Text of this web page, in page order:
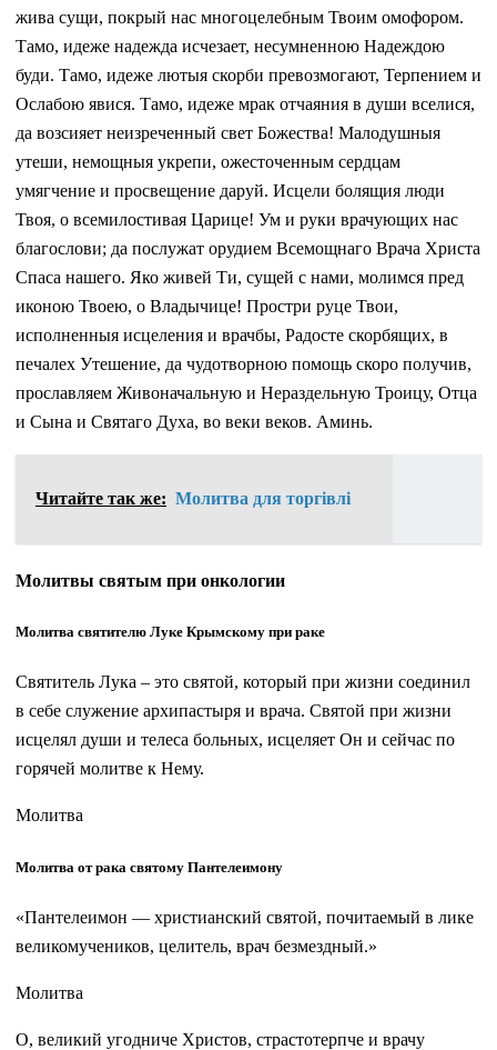
жива сущи, покрый нас многоцелебным Твоим омофором.
Тамо, идеже надежда исчезает, несумненною Надеждою
буди. Тамо, идеже лютыя скорби превозмогают, Терпением и
Ослабою явися. Тамо, идеже мрак отчаяния в души вселися,
да возсияет неизреченный свет Божества! Малодушныя
утеши, немощныя укрепи, ожесточенным сердцам
умягчение и просвещение даруй. Исцели болящия люди
Твоя, о всемилостивая Царице! Ум и руки врачующих нас
благослови; да послужат орудием Всемощнаго Врача Христа
Спаса нашего. Яко живей Ти, сущей с нами, молимся пред
иконою Твоею, о Владычице! Простри руце Твои,
исполненныя исцеления и врачбы, Радосте скорбящих, в
печалех Утешение, да чудотворною помощь скоро получив,
прославляем Живоначальную и Нераздельную Троицу, Отца
и Сына и Святаго Духа, во веки веков. Аминь.
Читайте так же: Молитва для торгівлі
Молитвы святым при онкологии
Молитва святителю Луке Крымскому при раке
Святитель Лука – это святой, который при жизни соединил
в себе служение архипастыря и врача. Святой при жизни
исцелял души и телеса больных, исцеляет Он и сейчас по
горячей молитве к Нему.
Молитва
Молитва от рака святому Пантелеимону
«Пантелеимон — христианский святой, почитаемый в лике
великомучеников, целитель, врач безмездный.»
Молитва
О, великий угодниче Христов, страстотерпче и врачу